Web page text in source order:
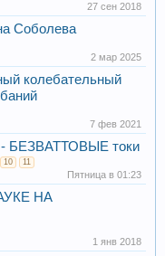
27 сен 2018
Соболева
2 мар 2025
колебательный
7 фев 2021
- БЕЗВАТТОВЫЕ токи
10 11
Пятница в 01:23
НА
1 янв 2018